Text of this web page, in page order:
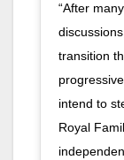
“After
transition
intend to
Royal